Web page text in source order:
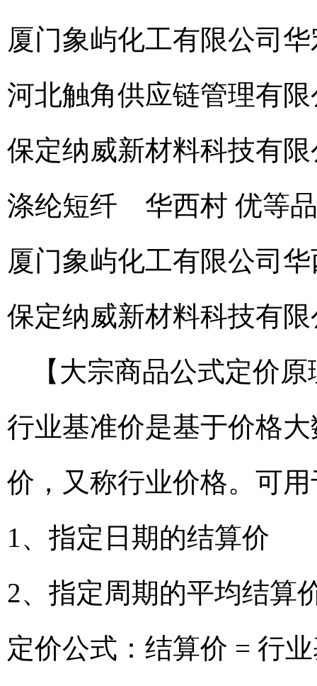
厦门象屿化工有限公司 华
河北触角供应链管理有
保定纳威新材料科技有
涤纶短纤 华西村 优等品
厦门象屿化工有限公司 华
保定纳威新材料科技有
【大宗商品公式定价
行业基准价是基于价格
价，又称行业价格。可
1、指定日期的结算价
2、指定周期的平均结算
定价公式：结算价 = 行